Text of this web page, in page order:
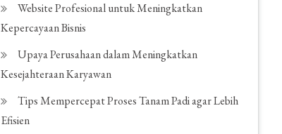
Website Profesional untuk Meningkatkan
Kepercayaan Bisnis
Upaya Perusahaan dalam Meningkatkan
Kesejahteraan Karyawan
Tips Mempercepat Proses Tanam Padi agar Lebih
Efisien